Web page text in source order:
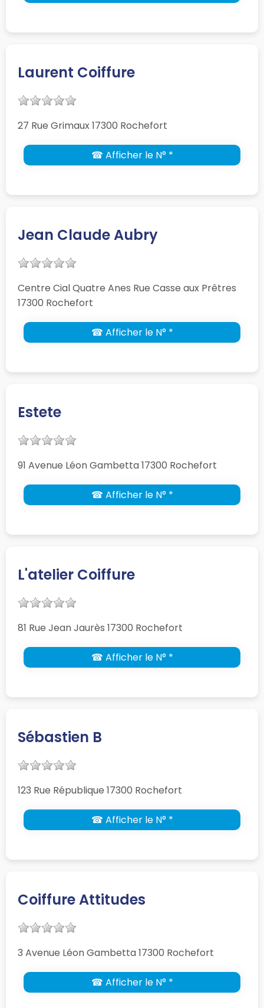
Laurent Coiffure
27 Rue Grimaux 17300 Rochefort
☎ Afficher le N° *
Jean Claude Aubry
Centre Cial Quatre Anes Rue Casse aux Prêtres
17300 Rochefort
☎ Afficher le N° *
Estete
91 Avenue Léon Gambetta 17300 Rochefort
☎ Afficher le N° *
L'atelier Coiffure
81 Rue Jean Jaurès 17300 Rochefort
☎ Afficher le N° *
Sébastien B
123 Rue République 17300 Rochefort
☎ Afficher le N° *
Coiffure Attitudes
3 Avenue Léon Gambetta 17300 Rochefort
☎ Afficher le N° *